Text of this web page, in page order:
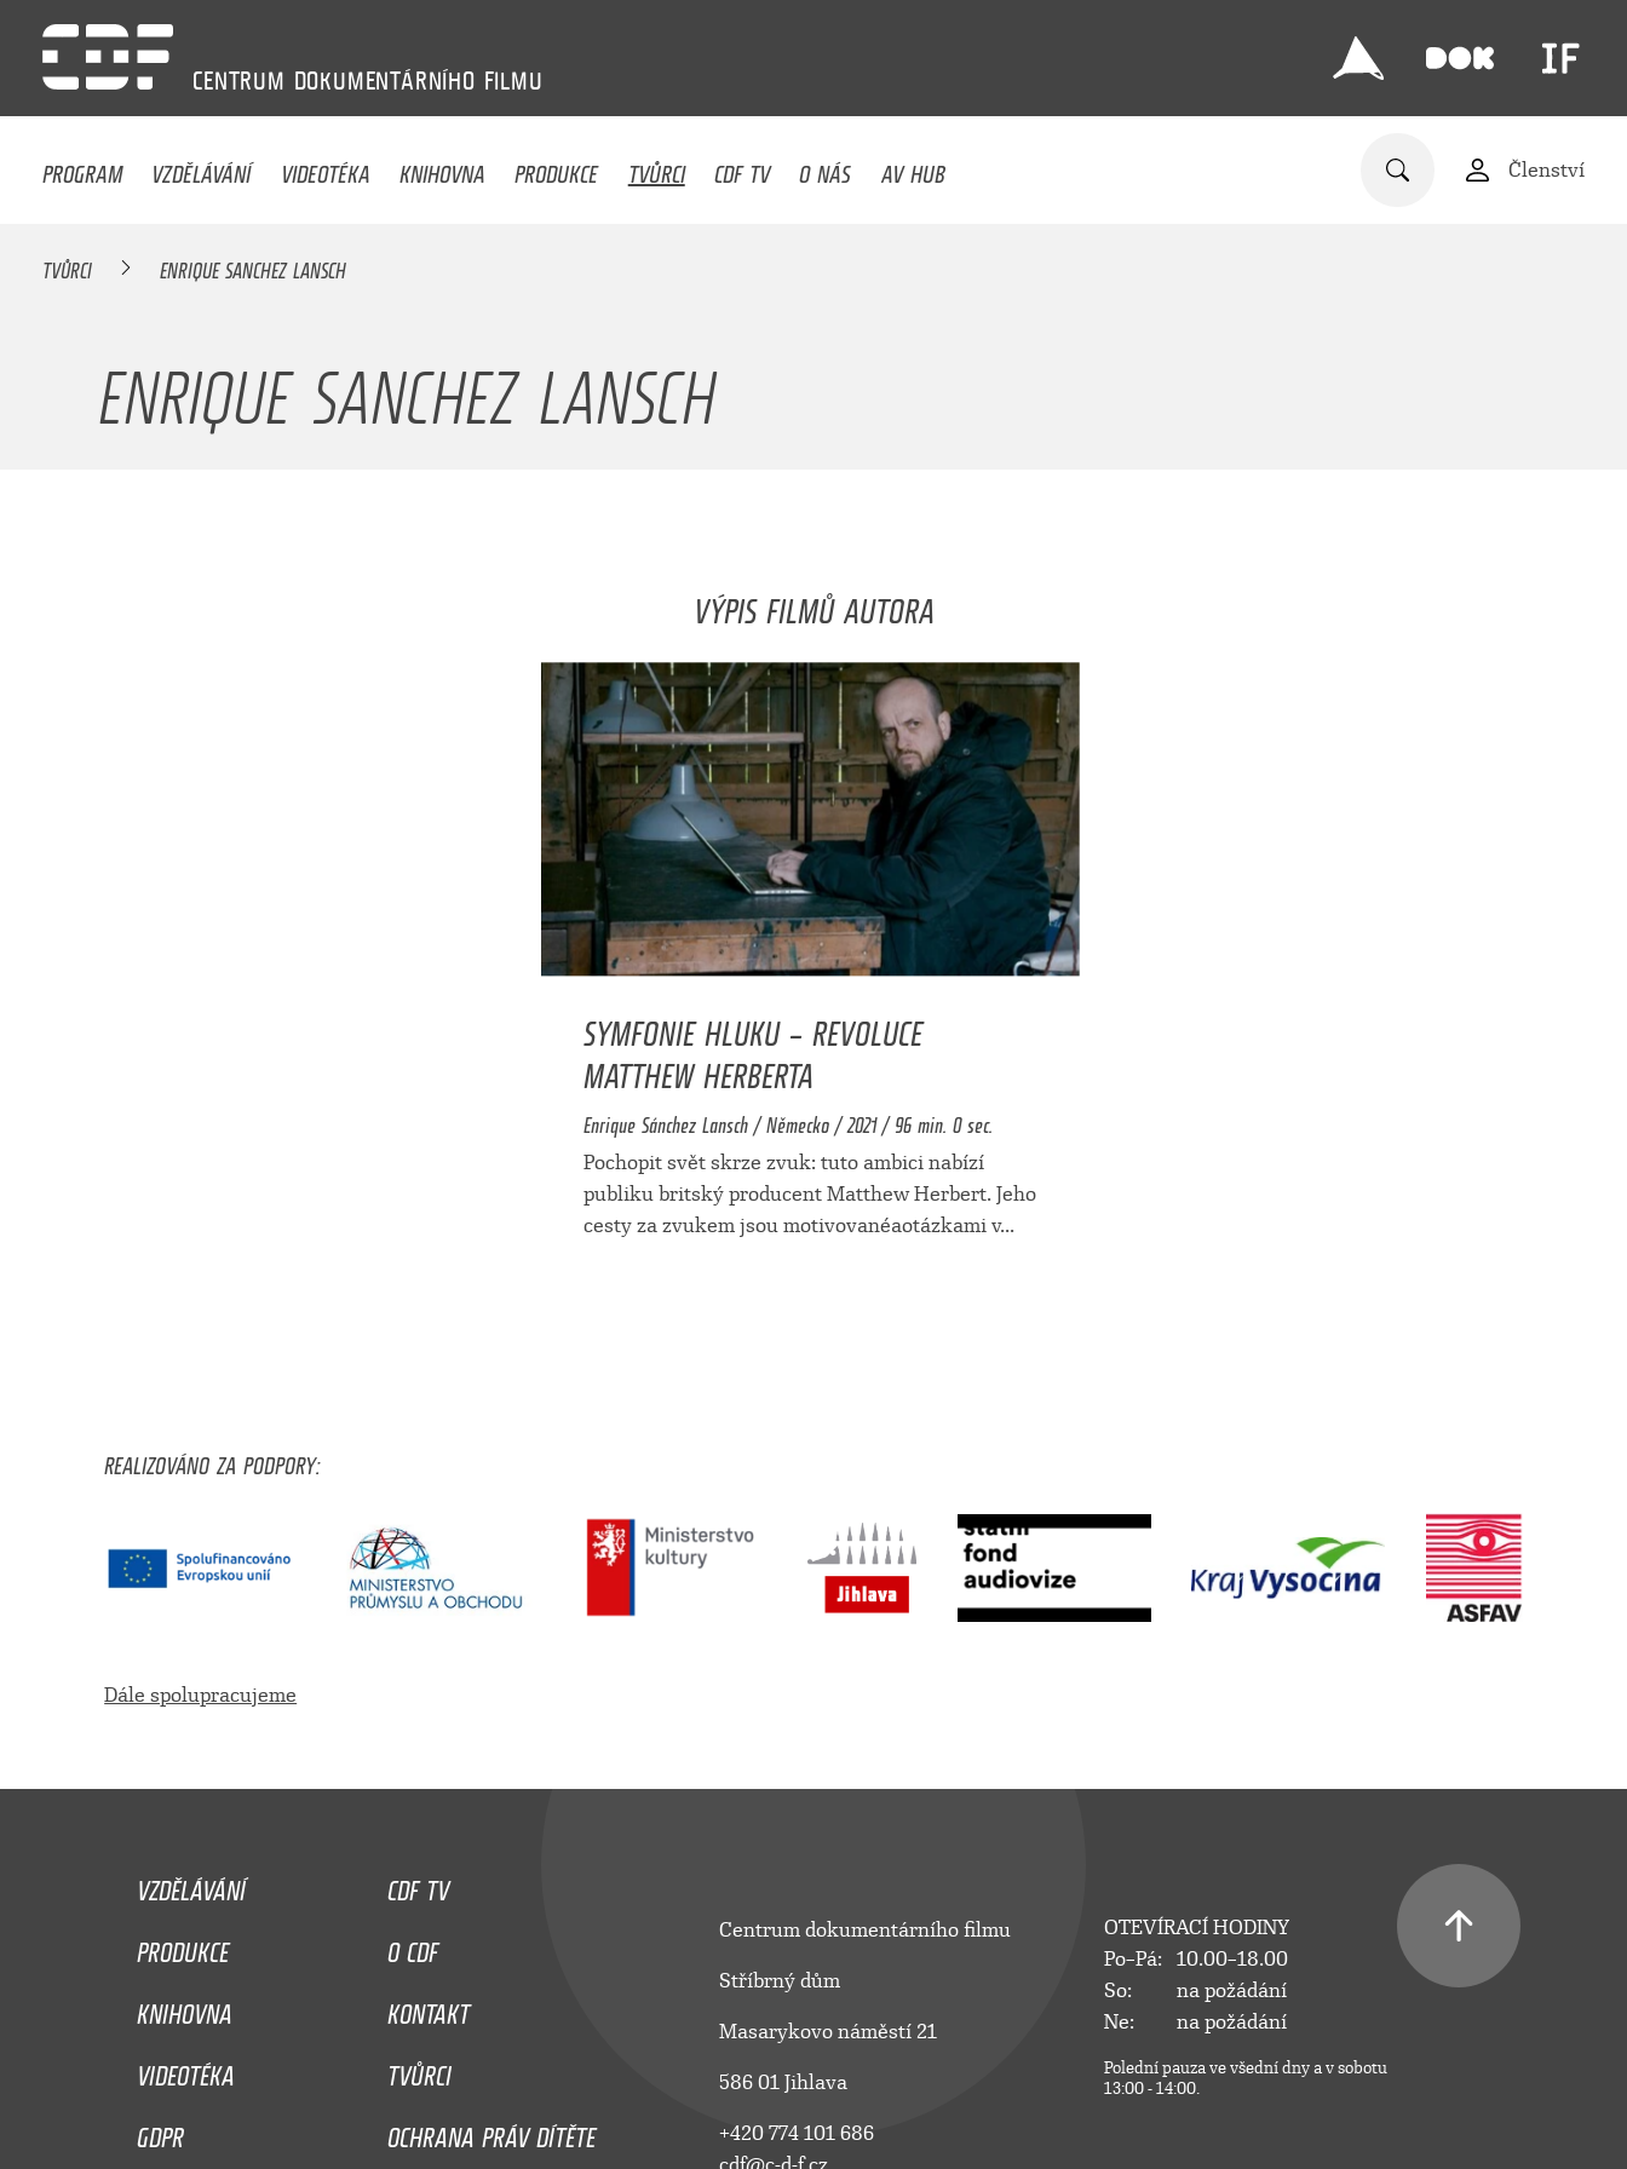
CENTRUM DOKUMENTÁRNÍHO FILMU
PROGRAM VZDĚLÁVÁNÍ VIDEOTÉKA KNIHOVNA PRODUKCE TVŮRCI CDF TV O NÁS AV HUB Členství
TVŮRCI ENRIQUE SANCHEZ LANSCH
ENRIQUE SANCHEZ LANSCH
VÝPIS FILMŮ AUTORA
SYMFONIE HLUKU – REVOLUCE
MATTHEW HERBERTA
Enrique Sánchez Lansch / Německo / 2021 / 96 min. 0 sec.
Pochopit svět skrze zvuk: tuto ambici nabízí
publiku britský producent Matthew Herbert. Jeho
cesty za zvukem jsou motivovanéaotázkami v...
REALIZOVÁNO ZA PODPORY:
Dále spolupracujeme
VZDĚLÁVÁNÍ
CDF TV
PRODUKCE
O CDF
KNIHOVNA
KONTAKT
VIDEOTÉKA
TVŮRCI
GDPR
OCHRANA PRÁV DÍTĚTE
Centrum dokumentárního filmu
Stříbrný dům
Masarykovo náměstí 21
586 01 Jihlava
+420 774 101 686
OTEVÍRACÍ HODINY
Po–Pá:
10.00–18.00
So:
na požádání
Ne:
na požádání
Polední pauza ve všední dny a v sobotu
13:00 - 14:00.